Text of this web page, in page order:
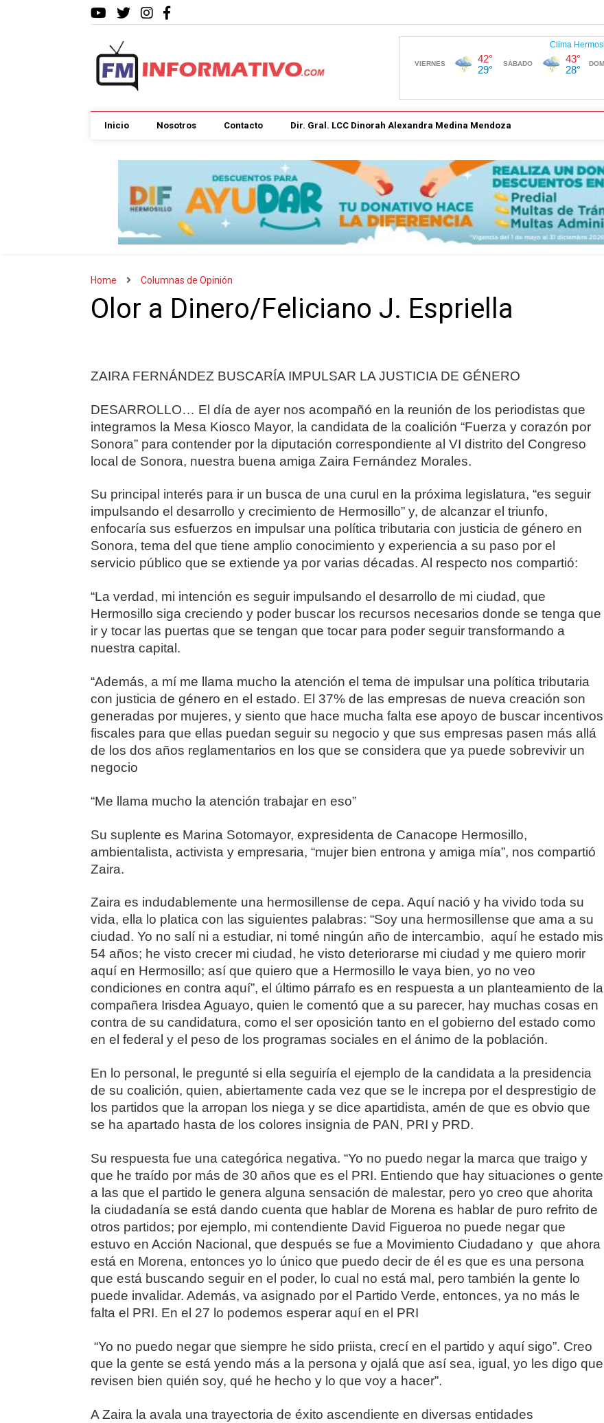
Inicio Nosotros Contacto Dir. Gral. LCC Dinorah Alexandra Medina Mendoza
Home Columnas de Opinión
Olor a Dinero/Feliciano J. Espriella
ZAIRA FERNÁNDEZ BUSCARÍA IMPULSAR LA JUSTICIA DE GÉNERO
DESARROLLO… El día de ayer nos acompañó en la reunión de los periodistas que
integramos la Mesa Kiosco Mayor, la candidata de la coalición “Fuerza y corazón por
Sonora” para contender por la diputación correspondiente al VI distrito del Congreso
local de Sonora, nuestra buena amiga Zaira Fernández Morales.
Su principal interés para ir un busca de una curul en la próxima legislatura, “es seguir
impulsando el desarrollo y crecimiento de Hermosillo” y, de alcanzar el triunfo,
enfocaría sus esfuerzos en impulsar una política tributaria con justicia de género en
Sonora, tema del que tiene amplio conocimiento y experiencia a su paso por el
servicio público que se extiende ya por varias décadas. Al respecto nos compartió:
“La verdad, mi intención es seguir impulsando el desarrollo de mi ciudad, que
Hermosillo siga creciendo y poder buscar los recursos necesarios donde se tenga que
ir y tocar las puertas que se tengan que tocar para poder seguir transformando a
nuestra capital.
“Además, a mí me llama mucho la atención el tema de impulsar una política tributaria
con justicia de género en el estado. El 37% de las empresas de nueva creación son
generadas por mujeres, y siento que hace mucha falta ese apoyo de buscar incentivos
fiscales para que ellas puedan seguir su negocio y que sus empresas pasen más allá
de los dos años reglamentarios en los que se considera que ya puede sobrevivir un
negocio
“Me llama mucho la atención trabajar en eso”
Su suplente es Marina Sotomayor, expresidenta de Canacope Hermosillo,
ambientalista, activista y empresaria, “mujer bien entrona y amiga mía”, nos compartió
Zaira.
Zaira es indudablemente una hermosillense de cepa. Aquí nació y ha vivido toda su
vida, ella lo platica con las siguientes palabras: “Soy una hermosillense que ama a su
ciudad. Yo no salí ni a estudiar, ni tomé ningún año de intercambio, aquí he estado mis
54 años; he visto crecer mi ciudad, he visto deteriorarse mi ciudad y me quiero morir
aquí en Hermosillo; así que quiero que a Hermosillo le vaya bien, yo no veo
condiciones en contra aquí”, el último párrafo es en respuesta a un planteamiento de la
compañera Irisdea Aguayo, quien le comentó que a su parecer, hay muchas cosas en
contra de su candidatura, como el ser oposición tanto en el gobierno del estado como
en el federal y el peso de los programas sociales en el ánimo de la población.
En lo personal, le pregunté si ella seguiría el ejemplo de la candidata a la presidencia
de su coalición, quien, abiertamente cada vez que se le increpa por el desprestigio de
los partidos que la arropan los niega y se dice apartidista, amén de que es obvio que
se ha apartado hasta de los colores insignia de PAN, PRI y PRD.
Su respuesta fue una categórica negativa. “Yo no puedo negar la marca que traigo y
que he traído por más de 30 años que es el PRI. Entiendo que hay situaciones o gente
a las que el partido le genera alguna sensación de malestar, pero yo creo que ahorita
la ciudadanía se está dando cuenta que hablar de Morena es hablar de puro refrito de
otros partidos; por ejemplo, mi contendiente David Figueroa no puede negar que
estuvo en Acción Nacional, que después se fue a Movimiento Ciudadano y que ahora
está en Morena, entonces yo lo único que puedo decir de él es que es una persona
que está buscando seguir en el poder, lo cual no está mal, pero también la gente lo
puede invalidar. Además, va asignado por el Partido Verde, entonces, ya no más le
falta el PRI. En el 27 lo podemos esperar aquí en el PRI
“Yo no puedo negar que siempre he sido priista, crecí en el partido y aquí sigo”. Creo
que la gente se está yendo más a la persona y ojalá que así sea, igual, yo les digo que
revisen bien quién soy, qué he hecho y lo que voy a hacer”.
A Zaira la avala una trayectoria de éxito ascendiente en diversas entidades